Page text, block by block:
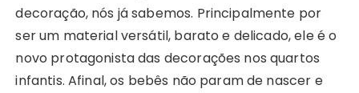
decoração, nós já sabemos. Principalmente por
ser um material versátil, barato e delicado, ele é o
novo protagonista das decorações nos quartos
infantis. Afinal, os bebês não param de nascer e